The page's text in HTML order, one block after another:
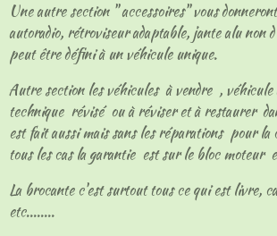
Une autre section " accessoires" vous
autoradio, rétroviseur adaptable, jante alu non
peut être défini à un véhicule unique.
Autre section les véhicules à vendre , véhicule
technique révisé ou à réviser et à restaurer
est fait aussi mais sans les réparations pour la
tous les cas la garantie est sur le bloc moteur
La brocante c'est surtout tous ce qui est livre,
etc........